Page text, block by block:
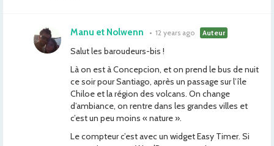
Manu et Nolwenn • 12 years ago Auteur
Salut les baroudeurs-bis !
Là on est à Concepcion, et on prend le bus de nuit
ce soir pour Santiago, après un passage sur l’île
Chiloe et la région des volcans. On change
d’ambiance, on rentre dans les grandes villes et
c’est un peu moins « nature ».
Le compteur c’est avec un widget Easy Timer. Si